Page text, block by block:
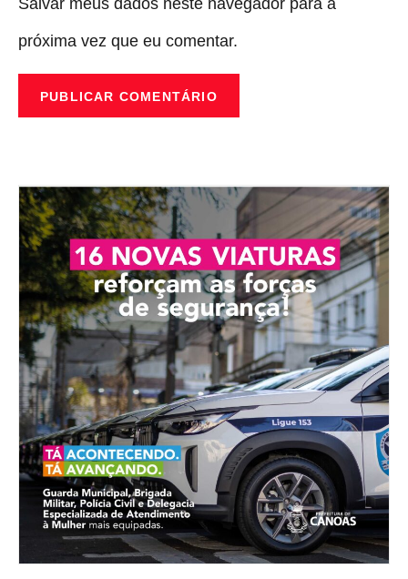
Salvar meus dados neste navegador para a
próxima vez que eu comentar.